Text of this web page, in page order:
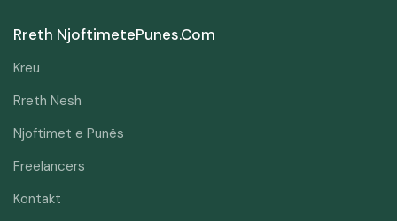
Rreth NjoftimetePunes.com
Kreu
Rreth Nesh
Njoftimet e Punës
Freelancers
Kontakt